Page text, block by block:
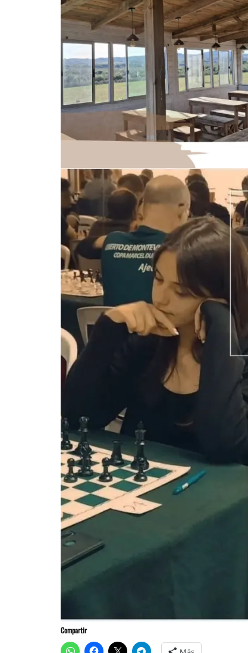
Compartir